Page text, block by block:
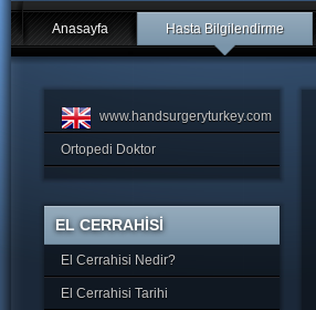
Anasayfa Hasta Bilgilendirme
www.handsurgeryturkey.com
Ortopedi Doktor
EL CERRAHİSİ
El Cerrahisi Nedir?
El Cerrahisi Tarihi